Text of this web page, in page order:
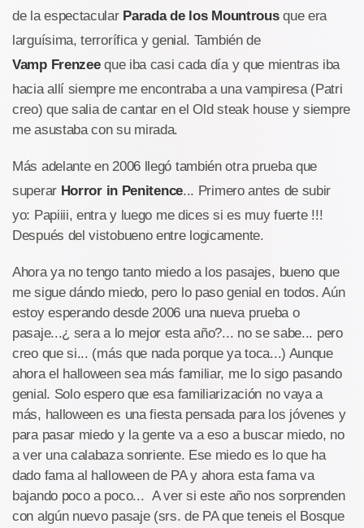
de la espectacularParada de los Mountrousque era
larguísima, terrorífica y genial. También de
Vamp Frenzeeque iba casi cada día y que mientras iba
hacia allí siempre me encontraba a una vampiresa (Patri
creo) que salia de cantar en el Old steak house y siempre
me asustaba con su mirada.
Más adelante en 2006 llegó también otra prueba que
superar Horror in Penitence... Primero antes de subir
yo: Papiiii, entra y luego me dices si es muy fuerte !!!
Después del vistobueno entre logicamente.
Ahora ya no tengo tanto miedo a los pasajes, bueno que
me sigue dándo miedo, pero lo paso genial en todos. Aún
estoy esperando desde 2006 una nueva prueba o
pasaje...¿ sera a lo mejor esta año?... no se sabe... pero
creo que si... (más que nada porque ya toca...) Aunque
ahora el halloween sea más familiar, me lo sigo pasando
genial. Solo espero que esa familiarización no vaya a
más, halloween es una fiesta pensada para los jóvenes y
para pasar miedo y la gente va a eso a buscar miedo, no
a ver una calabaza sonriente. Ese miedo es lo que ha
dado fama al halloween de PA y ahora esta fama va
bajando poco a poco... A ver si este año nos sorprenden
con algún nuevo pasaje (srs. de PA que teneis el Bosque